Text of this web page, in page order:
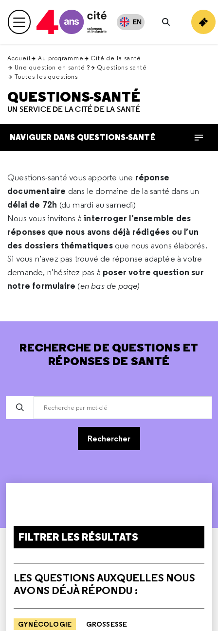
en
haut Menu principal EN
Rechercher
Accueil Au programme
Cité de la santé
Une question en santé ?
Questions santé
Toutes les questions
QUESTIONS-SANTÉ
UN SERVICE DE LA CITÉ DE LA SANTÉ
NAVIGUER DANS QUESTIONS-SANTÉ
Questions-santé vous apporte une réponse
documentaire dans le domaine de la santé dans un
délai de 72h (du mardi au samedi)
Nous vous invitons àinterroger l’ensemble des
réponses que nous avons déjà rédigées ou l’un
des dossiers thématiques que nous avons élaborés.
Si vous n’avez pas trouvé de réponse adaptée à votre
demande, n’hésitez pas à poser votre question sur
notre formulaire (en bas de page)
RECHERCHE DE QUESTIONS ET
RÉPONSES DE SANTÉ
Rechercher
FILTRER LES RÉSULTATS
LES QUESTIONS AUXQUELLES NOUS
AVONS DÉJÀ RÉPONDU :
GYNÉCOLOGIE GROSSESSE